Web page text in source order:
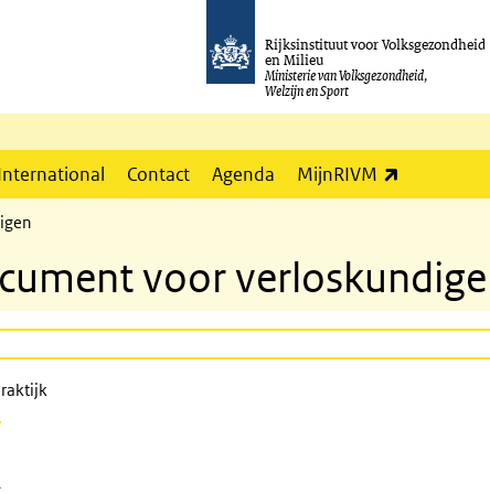
Rijksinstituut voor Volksgezondheid
en Milieu
Ministerie van Volksgezondheid,
Welzijn en Sport
Contact Agenda MijnRIVM
voor